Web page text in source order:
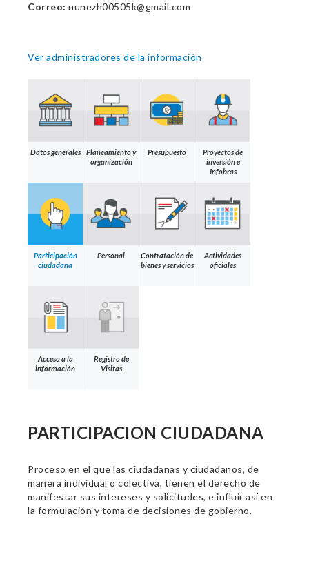
Correo: nunezh00505k@gmail.com
Ver administradores de la información
Datos generales
Planeamiento y
organización
Presupuesto
Proyectos de
inversión e
Infobras
Participación
ciudadana
Personal
Contratación de
bienes y servicios
Actividades
oficiales
Acceso a la
información
Registro de
Visitas
PARTICIPACION CIUDADANA
Proceso en el que las ciudadanas y ciudadanos, de
manera individual o colectiva, tienen el derecho de
manifestar sus intereses y solicitudes, e influir así en
la formulación y toma de decisiones de gobierno.